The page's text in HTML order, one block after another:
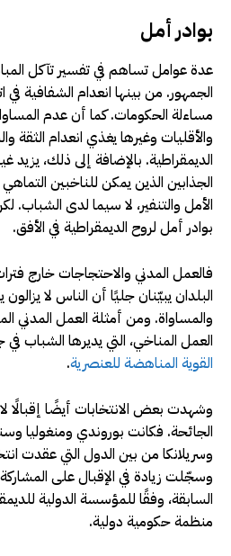
بوادر أمل
عدة عوامل تساهم في تفسير تآكل
الجمهور. من بينها انعدام الشفافية في
مساءلة الحكومات. كما أن عدم
والأقليات وغيرها يغذي انعدام
الديمقراطية. بالإضافة إلى ذلك،
الجذابين الذين يمكن للناخبين
الأمل والتنفير، لا سيما لدى الشباب.
بوادر أمل لروح الديمقراطية في الأفق.
فالعمل المدني والاحتجاجات خارج
البلدان يبيّنان جليًا أن الناس لا
والمساواة. ومن أمثلة العمل المدني
العمل المناخي، التي يديرها الشباب في
القوية المناهضة للعنصرية.
وشهدت بعض الانتخابات أيضًا إقبالًا
الجائحة. فكانت بوروندي ومنغوليا
وسريلانكا من بين الدول التي عقدت
وسجّلت زيادة في الإقبال على المشاركة
السابقة، وفقًا للمؤسسة الدولية
منظمة حكومية دولية.